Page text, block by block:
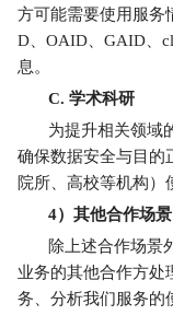
方可能需要使用服务
D、OAID、GAID、
息。
C. 学术科研
为提升相关领域
确保数据安全与目的
院所、高校等机构）
4）其他合作场景
除上述合作场景
业务的其他合作方处
务、分析我们服务的